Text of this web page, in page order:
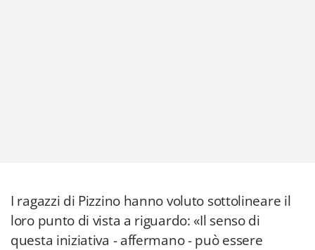
I ragazzi di Pizzino hanno voluto sottolineare il
loro punto di vista a riguardo: «Il senso di
questa iniziativa - affermano - può essere